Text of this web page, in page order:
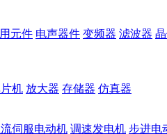
元件 电声器件 变频器 滤波器
机 放大器 存储器 仿真器
伺服电动机 调速发电机 步进电